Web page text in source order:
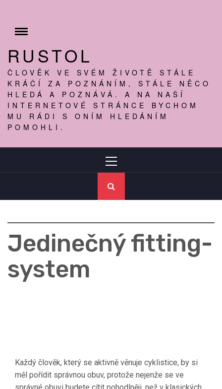
content
Toggle
RUSTOL
ČLOVĚK VE SVÉM ŽIVOTĚ STÁLE
KRÁČÍ ZA POZNÁNÍM, STÁLE NĚCO
HLEDÁ A POZNÁVÁ. A NA NAŠÍ
INTERNETOVÉ STRÁNCE BYCHOM
MU RÁDI S ONÍM HLEDÁNÍM
POMOHLI.
Jedinečný fitting-
system
Každý člověk, který se aktivně věnuje cyklistice, by si
měl pořídit správnou obuv, protože nejenže se ve